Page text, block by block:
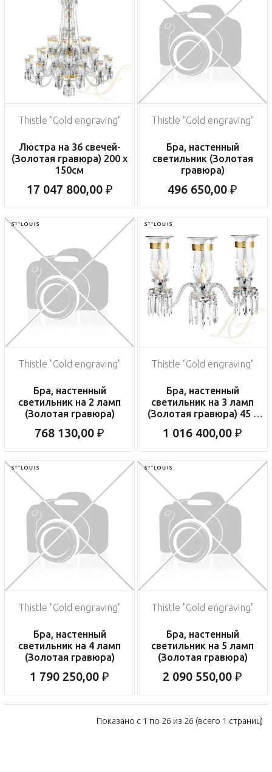
Thistle "Gold engraving"
Люстра на 36 свечей-
(Золотая гравюра) 200 x
150см
17 047 800,00 ₽
Thistle "Gold engraving"
Бра, настенный
светильник (Золотая
гравюра)
496 650,00 ₽
Thistle "Gold engraving"
Бра, настенный
светильник на 2 ламп
(Золотая гравюра)
768 130,00 ₽
Thistle "Gold engraving"
Бра, настенный
светильник на 3 ламп
(Золотая гравюра) 45 x
1 016 400,00 ₽
Thistle "Gold engraving"
Бра, настенный
светильник на 4 ламп
(Золотая гравюра)
1 790 250,00 ₽
Thistle "Gold engraving"
Бра, настенный
светильник на 5 ламп
(Золотая гравюра)
2 090 550,00 ₽
Показано с 1 по 26 из 26 (всего 1 страниц)